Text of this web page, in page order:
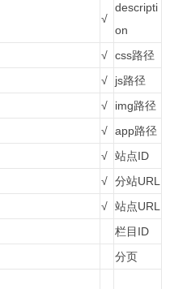
√
descripti
on
√ css路径
√
js路径
√
img路径
√ app路径
√ 站点ID
√ 分站URL
√ 站点URL
栏目ID
分页